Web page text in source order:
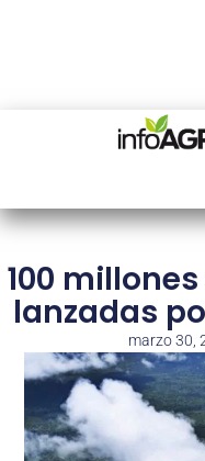
100
lanzadas
marzo 30,